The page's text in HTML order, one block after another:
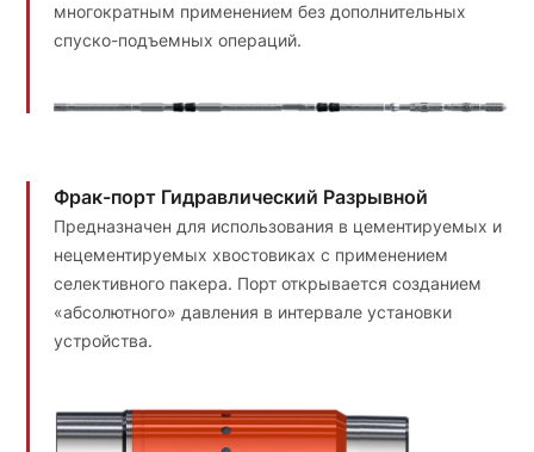
многократным применением без дополнительных
спуско-подъемных операций.
Фрак-порт Гидравлический Разрывной
Предназначен для использования в цементируемых и
нецементируемых хвостовиках с применением
селективного пакера. Порт открывается созданием
«абсолютного» давления в интервале установки
устройства.